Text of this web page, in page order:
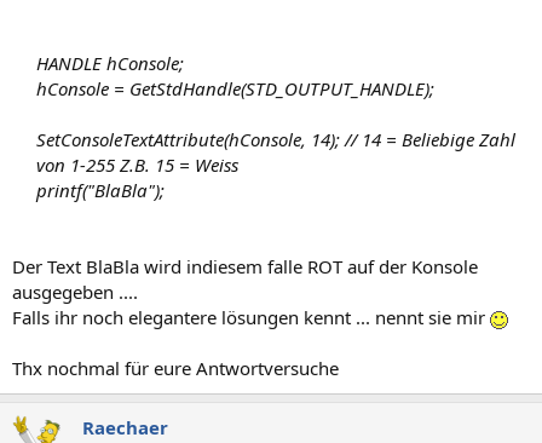
HANDLE hConsole;
hConsole = GetStdHandle(STD_OUTPUT_HANDLE);
SetConsoleTextAttribute(hConsole, 14); // 14 = Beliebige Zahl
von 1-255 Z.B. 15 = Weiss
printf("BlaBla");​
Der Text BlaBla wird indiesem falle ROT auf der Konsole
ausgegeben ....
Falls ihr noch elegantere lösungen kennt ... nennt sie mir
Thx nochmal für eure Antwortversuche
Raechaer